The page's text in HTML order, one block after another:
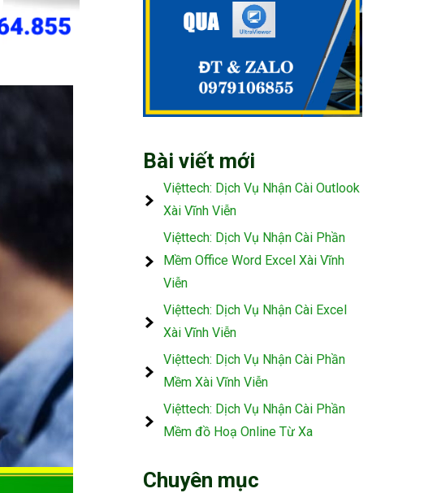
Bài viết mới
Việttech: Dịch Vụ Nhận Cài Outlook
Xài Vĩnh Viễn
Việttech: Dịch Vụ Nhận Cài Phần
Mềm Office Word Excel Xài Vĩnh
Viễn
Việttech: Dịch Vụ Nhận Cài Excel
Xài Vĩnh Viễn
Việttech: Dịch Vụ Nhận Cài Phần
Mềm Xài Vĩnh Viễn
Việttech: Dịch Vụ Nhận Cài Phần
Mềm đồ Hoạ Online Từ Xa
Chuyên mục